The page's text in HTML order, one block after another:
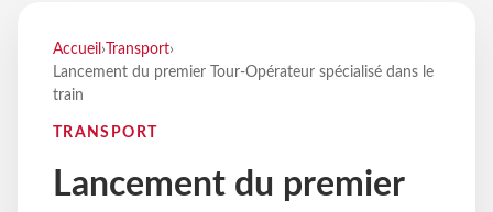
Accueil › Transport›
Lancement du premier Tour-Opérateur spécialisé dans le
train
TRANSPORT
Lancement du premier